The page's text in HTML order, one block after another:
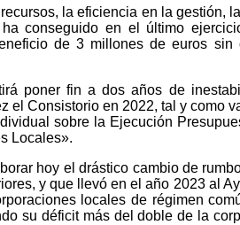
la eficiencia en la gestión,
conseguido en el último
de 3 millones de euros sin
poner fin a dos años de
el Consistorio en 2022, tal y como
sobre la Ejecución
Locales».
hoy el drástico cambio de
y que llevó en el año 2023 al
locales de régimen
su déficit más del doble de la